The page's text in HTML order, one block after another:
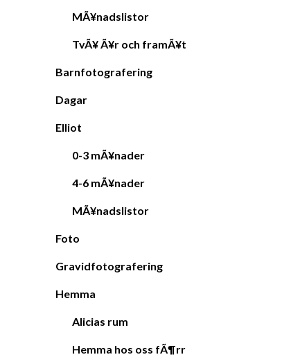
MÃ¥nadslistor
TvÃ¥ Ã¥r och framÃ¥t
Barnfotografering
Dagar
Elliot
0-3 mÃ¥nader
4-6 mÃ¥nader
MÃ¥nadslistor
Foto
Gravidfotografering
Hemma
Alicias rum
Hemma hos oss fÃ¶rr